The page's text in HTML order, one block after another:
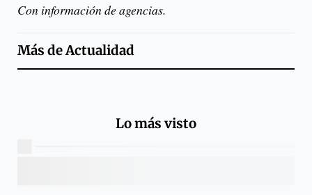
Con información deagencias.
Más deActualidad
Lo más visto